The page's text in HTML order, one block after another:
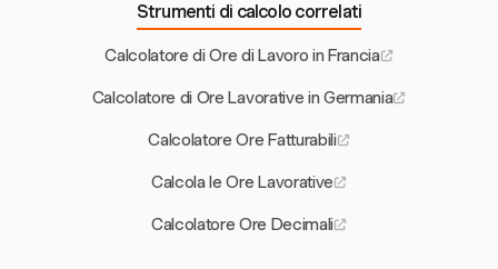
Strumenti di calcolo correlati
Calcolatore di Ore di Lavoro in Francia
Calcolatore di Ore Lavorative in Germania
Calcolatore Ore Fatturabili
Calcola le Ore Lavorative
Calcolatore Ore Decimali